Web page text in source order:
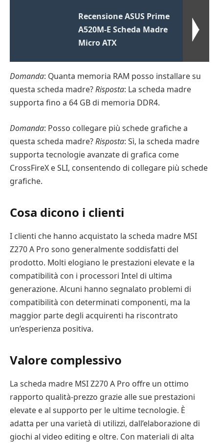
Recensione ASUS Prime
A520M-E Scheda Madre
Micro ATX
Domanda: Quanta memoria RAM posso installare su
questa scheda madre?Risposta: La scheda madre
supporta fino a 64 GB di memoria DDR4.
Domanda: Posso collegare più schede grafiche a
questa scheda madre?Risposta: Sì, la scheda madre
supporta tecnologie avanzate di grafica come
CrossFireX e SLI, consentendo di collegare più schede
grafiche.
Cosa dicono i clienti
I clienti che hanno acquistato la scheda madre MSI
Z270 A Pro sono generalmente soddisfatti del
prodotto. Molti elogiano le prestazioni elevate e la
compatibilità con i processori Intel di ultima
generazione. Alcuni hanno segnalato problemi di
compatibilità con determinati componenti, ma la
maggior parte degli acquirenti ha riscontrato
un’esperienza positiva.
Valore complessivo
La scheda madre MSI Z270 A Pro offre un ottimo
rapporto qualità-prezzo grazie alle sue prestazioni
elevate e al supporto per le ultime tecnologie. È
adatta per una varietà di utilizzi, dall’elaborazione di
giochi al video editing e oltre. Con materiali di alta